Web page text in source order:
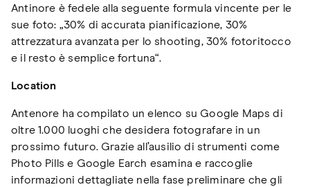
Antinore è fedele alla seguente formula vincente per le
sue foto: „30% di accurata pianificazione, 30%
attrezzatura avanzata per lo shooting, 30% fotoritocco
e il resto è semplice fortuna“.
Location
Antenore ha compilato un elenco su Google Maps di
oltre 1.000 luoghi che desidera fotografare in un
prossimo futuro. Grazie all’ausilio di strumenti come
Photo Pills e Google Earch esamina e raccoglie
informazioni dettagliate nella fase preliminare che gli